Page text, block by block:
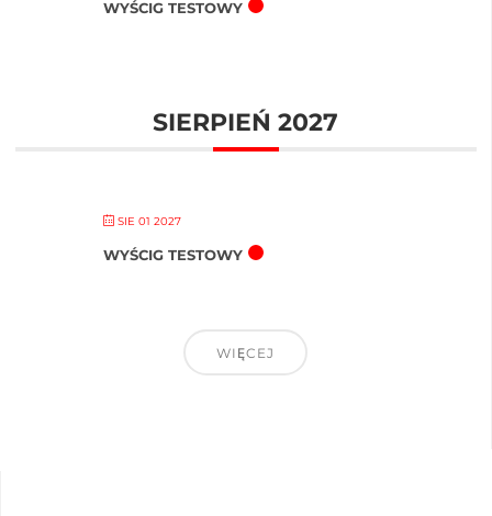
WYŚCIG TESTOWY
SIERPIEŃ 2027
SIE 01 2027
WYŚCIG TESTOWY
WIĘCEJ